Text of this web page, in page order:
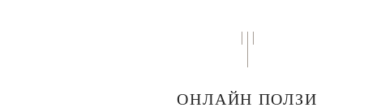
ОНЛАЙН ПОЛЗИ